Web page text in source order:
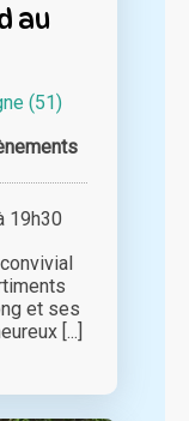
au
(51)
19h30
et ses
[...]